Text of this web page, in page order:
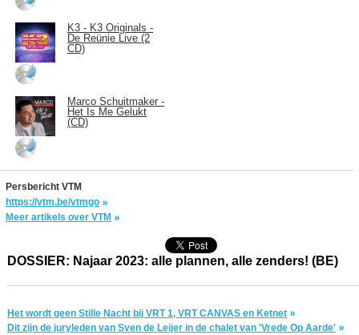
K3 - K3 Originals -
De Reünie Live (2
CD)
Marco Schuitmaker -
Het Is Me Gelukt
(CD)
Persbericht VTM
https://vtm.be/vtmgo
Meer artikels over VTM
DOSSIER: Najaar 2023: alle plannen, alle zenders! (BE)
Het wordt geen Stille Nacht bij VRT 1, VRT CANVAS en Ketnet
Dit zijn de juryleden van Sven de Leijer in de chalet van 'Vrede Op Aarde'